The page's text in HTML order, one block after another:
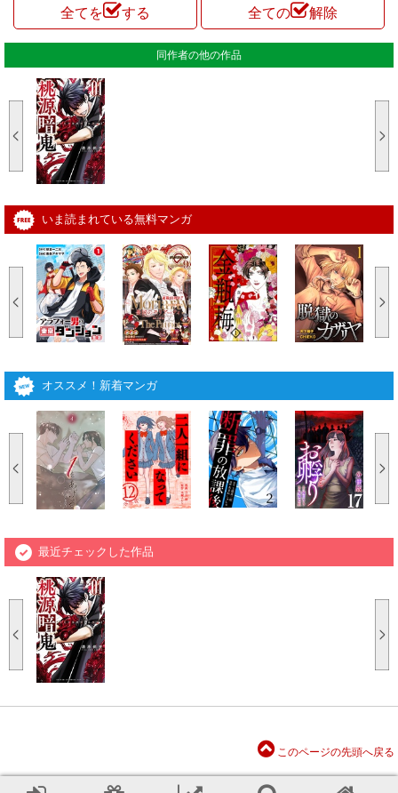
全てを する 全ての 解除
同作者の他の作品
いま読まれている無料マンガ
オススメ！新着マンガ
最近チェックした作品
このページの先頭へ戻る